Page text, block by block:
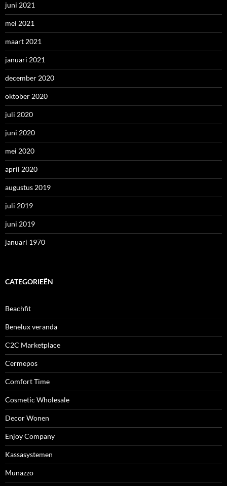
juni 2021
mei 2021
maart 2021
januari 2021
december 2020
oktober 2020
juli 2020
juni 2020
mei 2020
april 2020
augustus 2019
juli 2019
juni 2019
januari 1970
CATEGORIEËN
Beachfit
Benelux veranda
C2C Marketplace
Cermepos
Comfort Time
Cosmetic Wholesale
Decor Wonen
Enjoy Company
Kassasystemen
Munazzo